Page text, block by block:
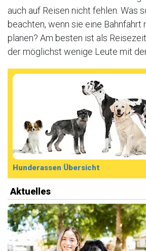
auch auf Reisen nicht fehlen. Was
beachten, wenn sie eine Bahnfahrt
planen? Am besten ist als
der möglichst wenige Leute mit
Hunderassen Übersicht
Aktuelles